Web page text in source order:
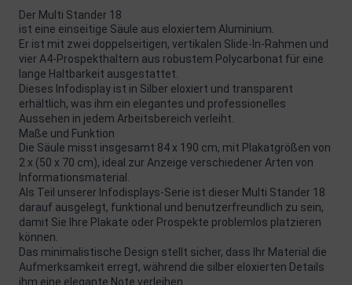
Der Multi Stander 18
ist eine einseitige Säule aus eloxiertem Aluminium.
Er ist mit zwei doppelseitigen, vertikalen Slide-In-Rahmen und
vier A4-Prospekthaltern aus robustem Polycarbonat für eine
lange Haltbarkeit ausgestattet.
Dieses Infodisplay ist in Silber eloxiert und transparent
erhältlich, was ihm ein elegantes und professionelles
Aussehen in jedem Arbeitsbereich verleiht.
Maße und Funktion
Die Säule misst insgesamt 84 x 190 cm, mit Plakatgrößen von
2 x (50 x 70 cm), ideal zur Anzeige verschiedener Arten von
Informationsmaterial.
Als Teil unserer Infodisplays-Serie ist dieser Multi Stander 18
darauf ausgelegt, funktional und benutzerfreundlich zu sein,
damit Sie Ihre Plakate oder Prospekte problemlos platzieren
können.
Das minimalistische Design stellt sicher, dass Ihr Material die
Aufmerksamkeit erregt, während die silber eloxierten Details
ihm eine elegante Note verleihen.